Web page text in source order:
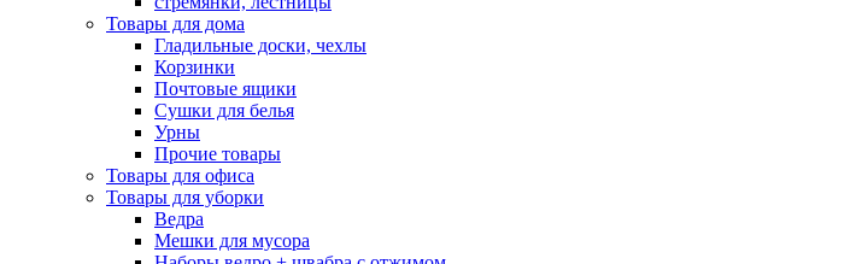
Товары для дома
Гладильные доски, чехлы
Корзинки
Почтовые ящики
Сушки для белья
Урны
Прочие товары
Товары для офиса
Товары для уборки
Ведра
Мешки для мусора